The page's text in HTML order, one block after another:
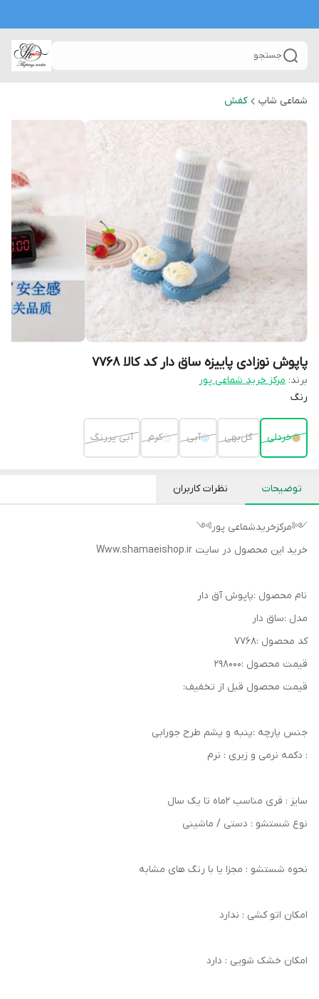
جستجو
شماعی شاپ کفش
پاپوش نوزادی پاییزه ساق دار کد کالا ۷۷۶۸
برند: مرکز خرید شماعی پور
رنگ
خردلی گل‌بهی آبی کرم آبی پررنگ
توضیحات نظرات کاربران
༺مرکزخریدشماعی پور༻
خرید این محصول در سایت Www.shamaeishop.ir
نام محصول :پاپوش آق دار
مدل :ساق دار
کد محصول :۷۷۶۸
قیمت محصول :۲۹۸۰۰۰
قیمت محصول قبل از تخفیف:
جنس پارچه :پنبه و پشم طرح جورابی
: دکمه نرمی و زبری : نرم
سایز : فری مناسب ۲ماه تا یک سال
نوع شستشو : دستی / ماشینی
نحوه شستشو : مجزا یا با رنگ های مشابه
امکان اتو کشی : ندارد
امکان خشک‌ شویی : دارد